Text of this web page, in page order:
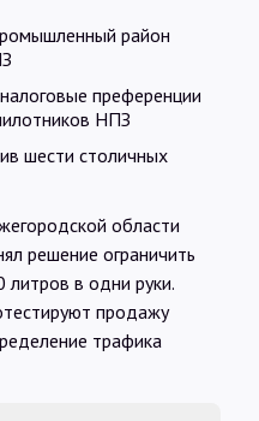
район
преференции
НПЗ
шести столичных
области
решение ограничить
литров в одни руки.
продажу
трафика